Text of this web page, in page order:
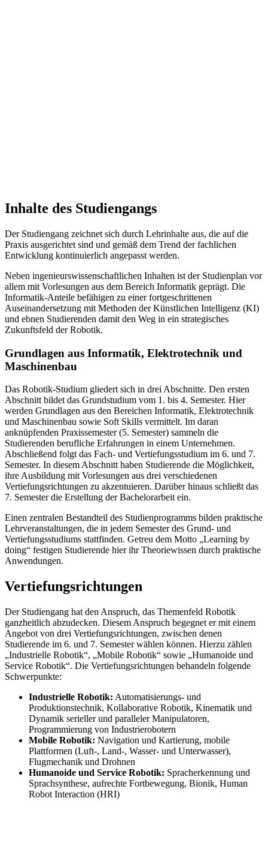
Inhalte des Studiengangs
Der Studiengang zeichnet sich durch Lehrinhalte aus, die auf die
Praxis ausgerichtet sind und gemäß dem Trend der fachlichen
Entwicklung kontinuierlich angepasst werden.
Neben ingenieurswissenschaftlichen Inhalten ist der Studienplan vor
allem mit Vorlesungen aus dem Bereich Informatik geprägt. Die
Informatik-Anteile befähigen zu einer fortgeschrittenen
Auseinandersetzung mit Methoden der Künstlichen Intelligenz (KI)
und ebnen Studierenden damit den Weg in ein strategisches
Zukunftsfeld der Robotik.
Grundlagen aus Informatik, Elektrotechnik und
Maschinenbau
Das Robotik-Studium gliedert sich in drei Abschnitte. Den ersten
Abschnitt bildet das Grundstudium vom 1. bis 4. Semester. Hier
werden Grundlagen aus den Bereichen Informatik, Elektrotechnik
und Maschinenbau sowie Soft Skills vermittelt. Im daran
anknüpfenden Praxissemester (5. Semester) sammeln die
Studierenden berufliche Erfahrungen in einem Unternehmen.
Abschließend folgt das Fach- und Vertiefungsstudium im 6. und 7.
Semester. In diesem Abschnitt haben Studierende die Möglichkeit,
ihre Ausbildung mit Vorlesungen aus drei verschiedenen
Vertiefungsrichtungen zu akzentuieren. Darüber hinaus schließt das
7. Semester die Erstellung der Bachelorarbeit ein.
Einen zentralen Bestandteil des Studienprogramms bilden praktische
Lehrveranstaltungen, die in jedem Semester des Grund- und
Vertiefungsstudiums stattfinden. Getreu dem Motto „Learning by
doing“ festigen Studierende hier ihr Theoriewissen durch praktische
Anwendungen.
Vertiefungsrichtungen
Der Studiengang hat den Anspruch, das Themenfeld Robotik
ganzheitlich abzudecken. Diesem Anspruch begegnet er mit einem
Angebot von drei Vertiefungsrichtungen, zwischen denen
Studierende im 6. und 7. Semester wählen können. Hierzu zählen
„Industrielle Robotik“, „Mobile Robotik“ sowie „Humanoide und
Service Robotik“. Die Vertiefungsrichtungen behandeln folgende
Schwerpunkte:
Industrielle Robotik: Automatisierungs- und
Produktionstechnik, Kollaborative Robotik, Kinematik und
Dynamik serieller und paralleler Manipulatoren,
Programmierung von Industrierobotern
Mobile Robotik: Navigation und Kartierung, mobile
Plattformen (Luft-, Land-, Wasser- und Unterwasser),
Flugmechanik und Drohnen
Humanoide und Service Robotik: Spracherkennung und
Sprachsynthese, aufrechte Fortbewegung, Bionik, Human
Robot Interaction (HRI)